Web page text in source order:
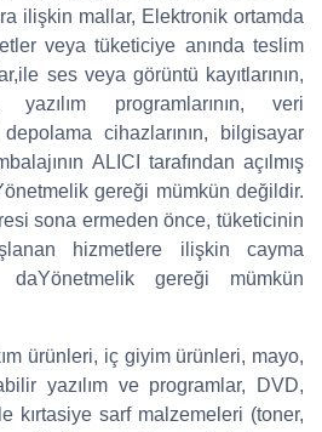
ilişkin mallar, Elektronik ortamda
veya tüketiciye anında teslim
ses veya görüntü kayıtlarının,
programlarının, veri
cihazlarının, bilgisayar
ALICI tarafından açılmış
gereği mümkün değildir.
sona ermeden önce, tüketicinin
hizmetlere ilişkin cayma
daYönetmelik gereği mümkün
ürünleri, iç giyim ürünleri, mayo,
yazılım ve programlar, DVD,
kırtasiye sarf malzemeleri (toner,